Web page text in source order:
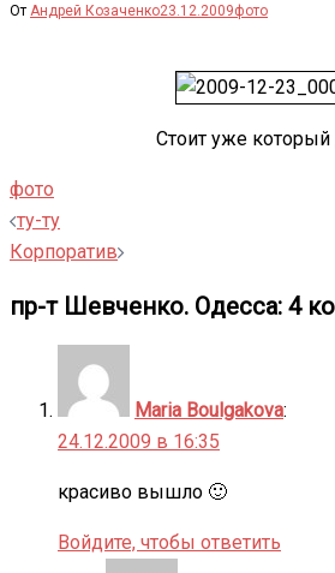
От Андрей Козаченко23.12.2009фото
Стоит уже который
фото
Навигация
записи
ту-ту
Корпоратив
пр-т Шевченко. Одесса: 4
Maria Boulgakova:
24.12.2009 в 16:35
красиво вышло 🙂
Войдите, чтобы ответить